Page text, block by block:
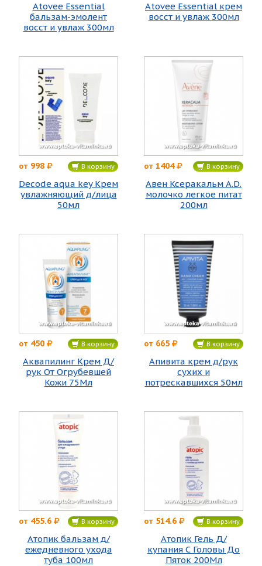
Atovee Essential
бальзам-эмолент
восст и увлаж 300мл
Atovee Essential крем
восст и увлаж 300мл
от 998 В корзину
Decode aqua key Крем
увлажняющий д/лица
50мл
от 1404 В корзину
Авен Ксеракальм А.D.
молочко легкое питат
200мл
от 450 В корзину
Аквапилинг Крем Д/
рук От Огрубевшей
Кожи 75Мл
от 665 В корзину
Апивита крем д/рук
сухих и
потрескавшихся 50мл
от 455.6 В корзину
Атопик бальзам д/
ежедневного ухода
туба 100мл
от 514.6 В корзину
Атопик Гель Д/
купания С Головы До
Пяток 200Мл